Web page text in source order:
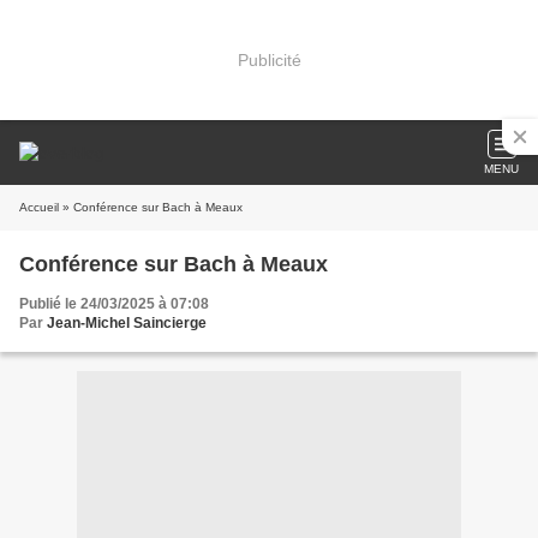
Publicité
MENU
Accueil » Conférence sur Bach à Meaux
Conférence sur Bach à Meaux
Publié le 24/03/2025 à 07:08
Par Jean-Michel Saincierge